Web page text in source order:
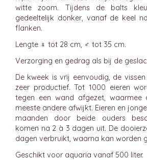
witte zoom. Tijdens de balts
gedeeltelijk donker, vanaf de keel
flanken.
Lengte ♀ tot 28 cm, ♂ tot 35 cm.
Verzorging en gedrag als bij de
De kweek is vrij eenvoudig, de
zeer productief. Tot 1000 eieren
tegen een wand afgezet,
meeste andere afwijkt. Eieren en
maanden door beide ouders
komen na 2 à 3 dagen uit. De
dagen verbruikt, waarna kan worden
Geschikt voor aquaria vanaf 500 liter.